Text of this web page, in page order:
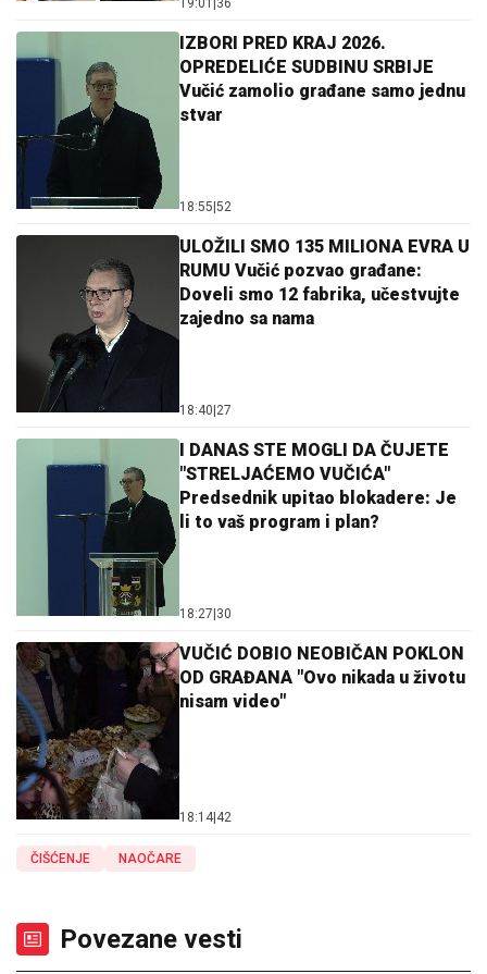
19:01 36
IZBORI PRED KRAJ 2026.
OPREDELIĆE SUDBINU SRBIJE
Vučić zamolio građane samo jednu
stvar
18:55 52
ULOŽILI SMO 135 MILIONA EVRA U
RUMU Vučić pozvao građane:
Doveli smo 12 fabrika, učestvujte
zajedno sa nama
18:40 27
I DANAS STE MOGLI DA ČUJETE
"STRELJAĆEMO VUČIĆA"
Predsednik upitao blokadere: Je
li to vaš program i plan?
18:27 30
VUČIĆ DOBIO NEOBIČAN POKLON
OD GRAĐANA "Ovo nikada u životu
nisam video"
18:14 42
ČIŠĆENJE NAOČARE
Povezane vesti